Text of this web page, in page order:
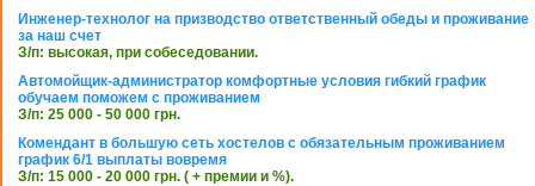
Инженер-технолог на призводство ответственный обеды и проживание
за наш счет
З/п: высокая, при собеседовании.
Автомойщик-администратор комфортные условия гибкий график
обучаем поможем с проживанием
З/п: 25 000 - 50 000 грн.
Комендант в большую сеть хостелов с обязательным проживанием
график 6/1 выплаты вовремя
З/п: 15 000 - 20 000 грн. ( + премии и %).